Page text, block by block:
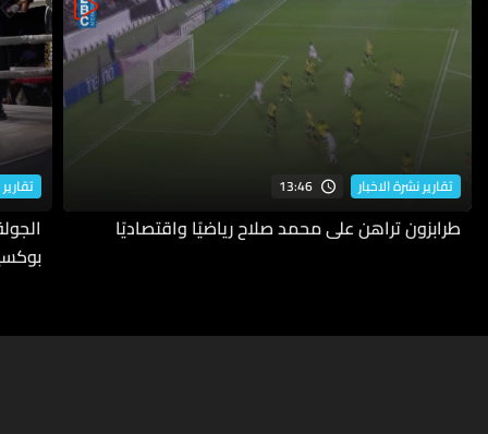
تقارير نشرة الاخبار 13:46
طرابزون تراهن على محمد صلاح رياضيًا واقتصاديًا